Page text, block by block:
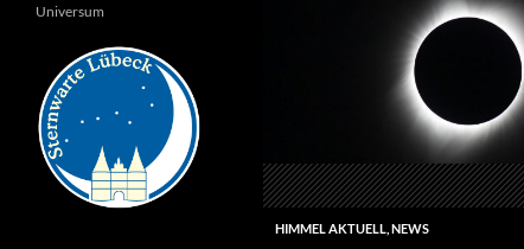
HIMMEL AKTUELL NEWS
Universum